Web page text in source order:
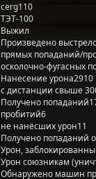
cerg110
ТЭТ-100
Выжил
Произведено
прямых попаданий/
осколочно-фугасных
Нанесение урона2910
с дистанции свыше
Получено попаданий
пробитий6
не нанёсших урон11
Получено попаданий
Урон,
Урон союзникам
Обнаружено машин